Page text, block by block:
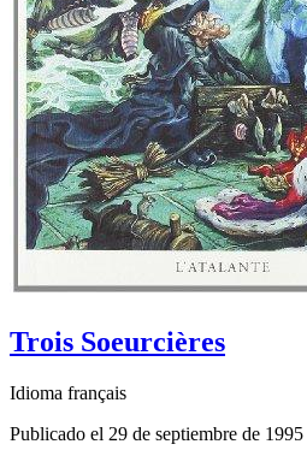
Trois Soeurcières
Idioma français
Publicado el 29 de septiembre de